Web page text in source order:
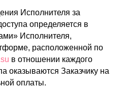
Исполнителя за
определяется в
Исполнителя,
расположенной по
в отношении каждого
оказываются Заказчику на
оплаты.